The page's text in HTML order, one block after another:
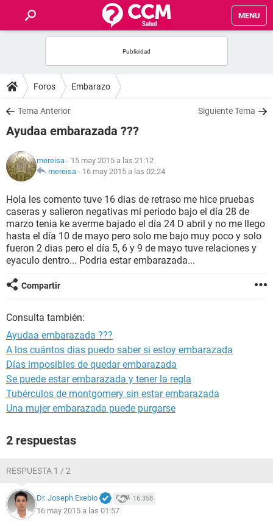
MENU
FOROS
SALUD
FAMILIA
NUTRICIÓN
BIENESTAR
SEXUALIDAD
GLOSARIO
Foros Embarazo
Tema Anterior Siguiente Tema
Ayudaa embarazada ???
mereisa - 15 may 2015 a las 21:12
mereisa - 16 may 2015 a las 02:24
Hola les comento tuve 16 dias de retraso me hice pruebas
caseras y salieron negativas mi periodo bajo el día 28 de
marzo tenia ke averme bajado el día 24 D abril y no me llego
hasta el día 10 de mayo pero solo me bajo muy poco y solo
fueron 2 dias pero el día 5, 6 y 9 de mayo tuve relaciones y
eyaculo dentro... Podria estar embarazada...
Compartir
Consulta también:
Ayudaa embarazada ???
A los cuántos dias puedo saber si estoy embarazada
Días imposibles de quedar embarazada
Se puede estar embarazada y tener la regla
Tubérculos de montgomery sin estar embarazada
Una mujer embarazada puede purgarse
2 respuestas
RESPUESTA 1 / 2
Dr. Joseph Exebio 16.358
16 may 2015 a las 01:57